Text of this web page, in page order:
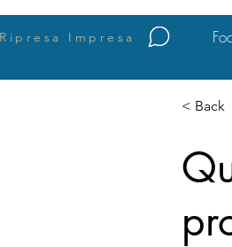
Ripresa Impresa
< Back